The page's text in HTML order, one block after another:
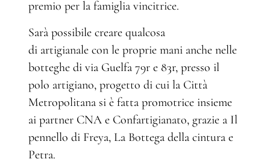
premio per la famiglia vincitrice.
Sarà possibile creare qualcosa
di artigianale con le proprie mani anche nelle
botteghe di via Guelfa 79r e 83r, presso il
polo artigiano, progetto di cui la Città
Metropolitana si è fatta promotrice insieme
ai partner CNA e Confartigianato, grazie a Il
pennello di Freya, La Bottega della cintura e
Petra.